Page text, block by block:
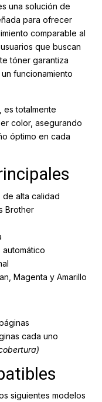
una solución de
para ofrecer
comparable al
que buscan
tóner garantiza
funcionamiento
es totalmente
color, asegurando
óptimo en cada
alta calidad
Brother
Magenta y Amarillo
cada uno
siguientes modelos